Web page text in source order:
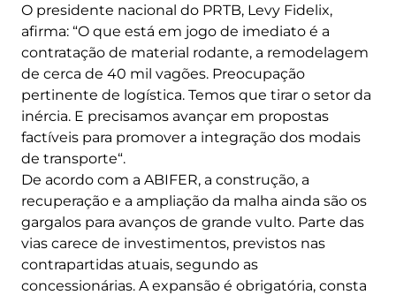
O presidente nacional do PRTB, Levy Fidelix,
afirma: “O que está em jogo de imediato é a
contratação de material rodante, a remodelagem
de cerca de 40 mil vagões. Preocupação
pertinente de logística. Temos que tirar o setor da
inércia. E precisamos avançar em propostas
factíveis para promover a integração dos modais
de transporte“.
De acordo com a ABIFER, a construção, a
recuperação e a ampliação da malha ainda são os
gargalos para avanços de grande vulto. Parte das
vias carece de investimentos, previstos nas
contrapartidas atuais, segundo as
concessionárias. A expansão é obrigatória, consta